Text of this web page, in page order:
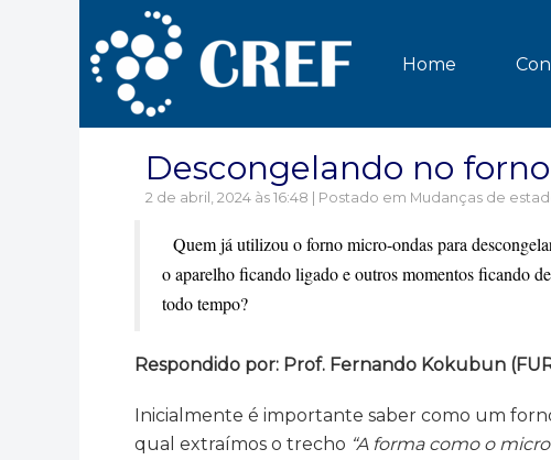
Home
Descongelando no
2 de abril, 2024 às 16:48 | Postado em Mudanças de
Quem já utilizou o forno micro-ondas para
o aparelho ficando ligado e outros momentos ficando
todo tempo?
Respondido por: Prof. Fernando Kokubun
Inicialmente é importante saber como um
qual extraímos o trecho “A forma como o